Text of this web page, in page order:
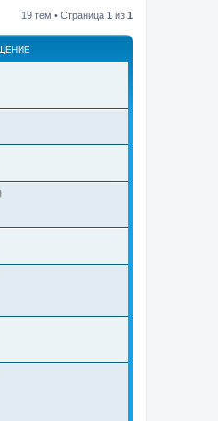
19 тем • Страница 1 из 1